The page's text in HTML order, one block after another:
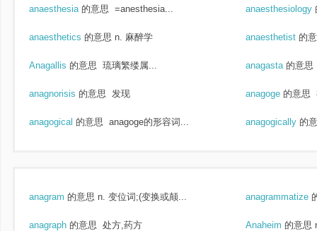
anaesthesia 的意思 =anesthesia... anaesthesiology
anaesthetics 的意思 n. 麻醉学 anaesthetist 的
Anagallis 的意思 琉璃繁缕属... anagasta 的意思
anagnorisis 的意思 发现 anagoge 的意思
anagogical 的意思 anagoge的形容词... anagogically 的
anagram 的意思 n. 变位词;(变换或颠... anagrammatize
anagraph 的意思 处方,药方 Anaheim 的意思